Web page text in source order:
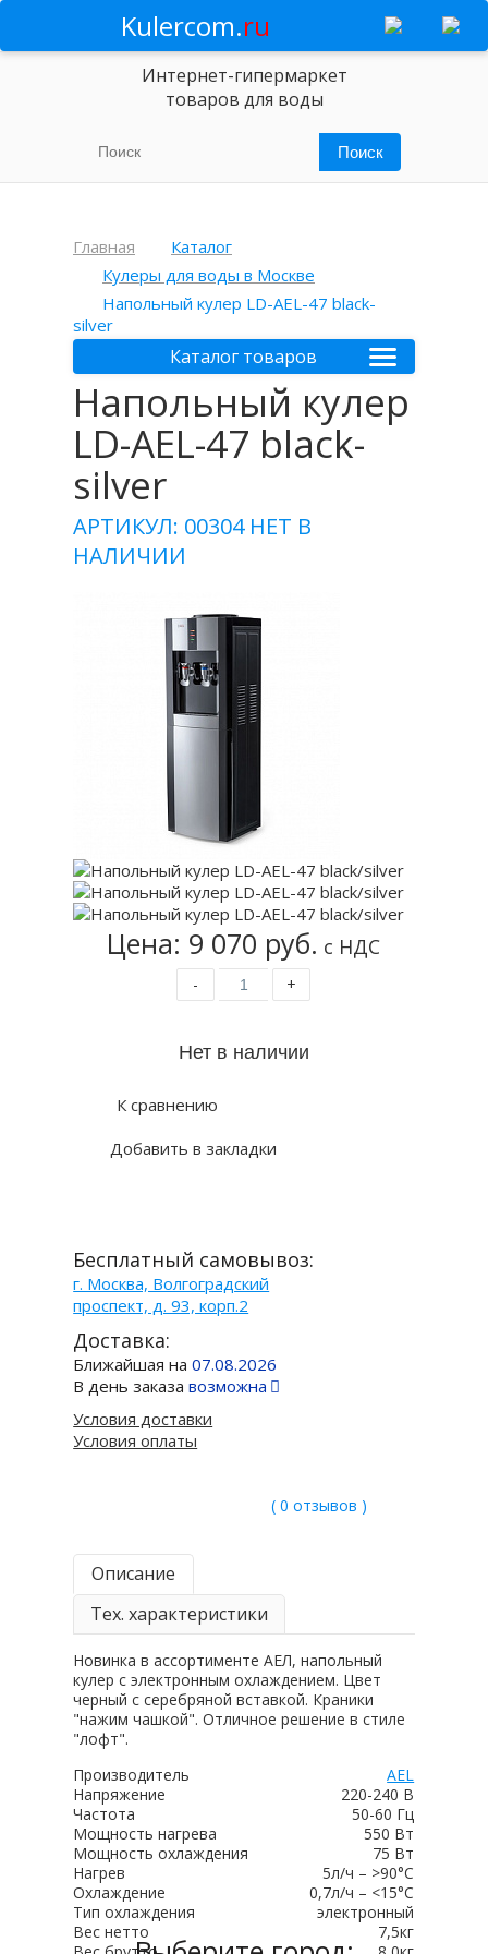
Kulercom.ru
Интернет-гипермаркет
товаров для воды
Главная
Каталог
Кулеры для воды в Москве
Напольный кулер LD-AEL-47 black-
silver
Каталог товаров
Напольный кулер
LD-AEL-47 black-
silver
АРТИКУЛ: 00304 НЕТ В
НАЛИЧИИ
Цена: 9 070 руб. с НДС
- +
К сравнению
Добавить в закладки
Бесплатный самовывоз:
г. Москва, Волгоградский
проспект, д. 93, корп.2
Доставка:
Ближайшая на07.08.2026
В день заказавозможна
Условия доставки
Условия оплаты
( 0 отзывов )
Описание
Тех. характеристики
Новинка в ассортименте АЕЛ, напольный
кулер с электронным охлаждением. Цвет
черный с серебряной вставкой. Краники
"нажим чашкой". Отличное решение в стиле
"лофт".
Производитель
AEL
Напряжение
220-240 В
Частота
50-60 Гц
Мощность нагрева
550 Вт
Мощность охлаждения
75 Вт
Нагрев
5л/ч – >90°С
Охлаждение
0,7л/ч – <15°С
Тип охлаждения
электронный
Вес нетто
7,5кг